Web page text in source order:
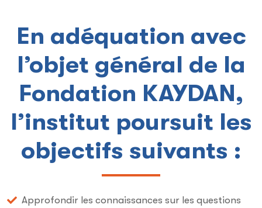
En adéquation avec
l’objet général de la
Fondation KAYDAN,
l’institut poursuit les
objectifs suivants :
Approfondir les connaissances sur les questions